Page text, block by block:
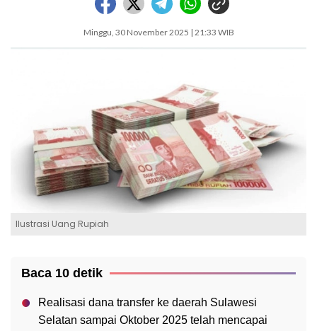
Minggu, 30 November 2025 | 21:33 WIB
Ilustrasi Uang Rupiah
Baca 10 detik
Realisasi dana transfer ke daerah Sulawesi
Selatan sampai Oktober 2025 telah mencapai